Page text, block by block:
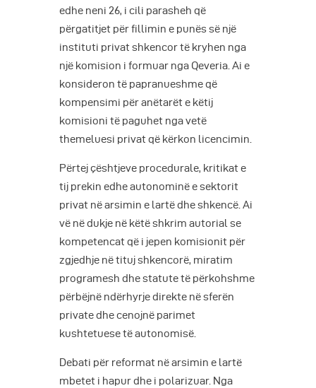
edhe neni 26, i cili parasheh që
përgatitjet për fillimin e punës së një
instituti privat shkencor të kryhen nga
një komision i formuar nga Qeveria. Ai e
konsideron të papranueshme që
kompensimi për anëtarët e këtij
komisioni të paguhet nga vetë
themeluesi privat që kërkon licencimin.
Përtej çështjeve procedurale, kritikat e
tij prekin edhe autonominë e sektorit
privat në arsimin e lartë dhe shkencë. Ai
vë në dukje në këtë shkrim autorial se
kompetencat që i jepen komisionit për
zgjedhje në tituj shkencorë, miratim
programesh dhe statute të përkohshme
përbëjnë ndërhyrje direkte në sferën
private dhe cenojnë parimet
kushtetuese të autonomisë.
Debati për reformat në arsimin e lartë
mbetet i hapur dhe i polarizuar. Nga